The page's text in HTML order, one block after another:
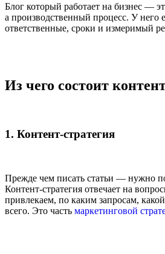
Блог который работает на бизнес —
а производственный процесс. У него
ответственные, сроки и измеримый
Из чего состоит
1. Контент-стратегия
Прежде чем писать статьи — нужно
Контент-стратегия отвечает на
привлекаем, по каким запросам,
всего. Это часть маркетинговой